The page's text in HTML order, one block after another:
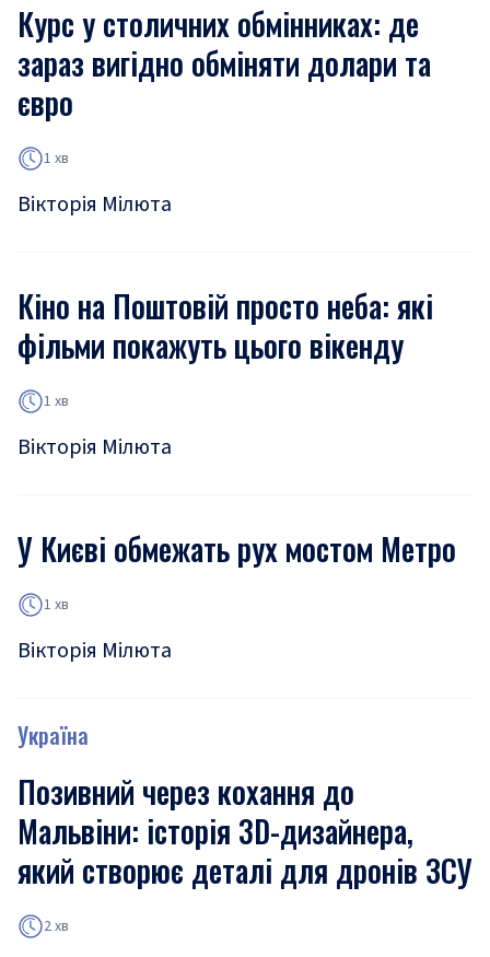
Курс у столичних обмінниках: де
зараз вигідно обміняти долари та
євро
1 хв
Вікторія Мілюта
Кіно на Поштовій просто неба: які
фільми покажуть цього вікенду
1 хв
Вікторія Мілюта
У Києві обмежать рух мостом Метро
1 хв
Вікторія Мілюта
Україна
Позивний через кохання до
Мальвіни: історія 3D-дизайнера,
який створює деталі для дронів ЗСУ
2 хв